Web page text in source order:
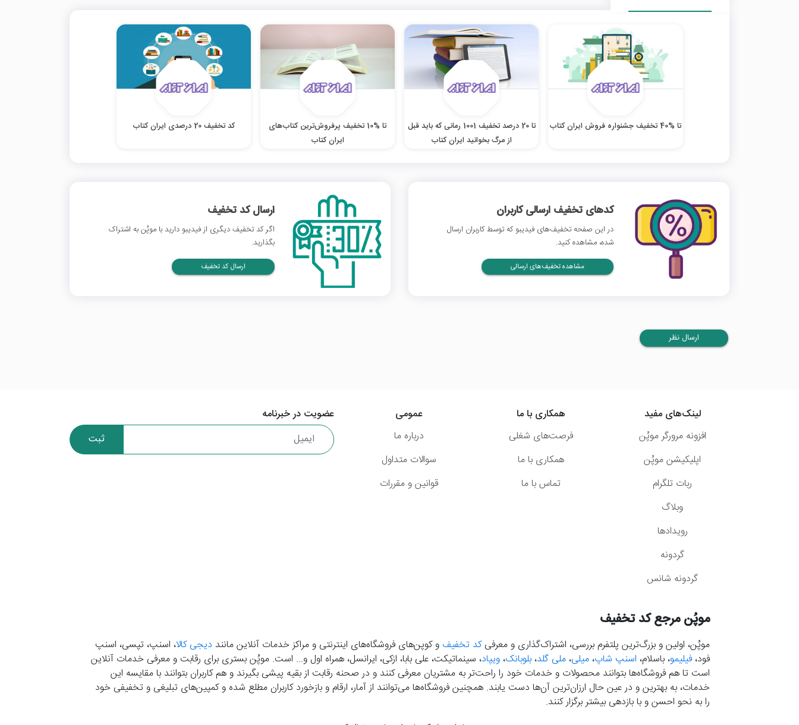
تا %40 تخفیف جشنواره فروش ایران کتاب
تا 20 درصد تخفیف 1001 رمانی که باید قبل
از مرگ بخوانید ایران کتاب
تا %10 تخفیف پرفروش‌ترین کتاب‌های
ایران کتاب
کد تخفیف 20 درصدی ایران کتاب
کدهای تخفیف ارسالی کاربران
در این صفحه تخفیف‌های فیدیبو که توسط کاربران ارسال
شده، مشاهده کنید.
مشاهده تخفیف‌های ارسالی
ارسال کد تخفیف
اگر کد تخفیف دیگری از فیدیبو دارید با موپُن به اشتراک
بگذارید.
ارسال کد تخفیف
ارسال نظر
عضویت در خبرنامه
ثبت
لینک‌های مفید
افزونه مرورگر موپُن
اپلیکیشن موپُن
ربات تلگرام
وبلاگ
رویدادها
گردونه
گردونه شانس
همکاری با ما
فرصت‌های شغلی
همکاری با ما
تماس با ما
عمومی
درباره ما
سوالات متداول
قوانین و مقررات
موپُن مرجع کد تخفیف
موپُن، اولین و بزرگ‌ترین پلتفرم بررسی، اشتراک‌گذاری و معرفیکد تخفیفو کوپن‌های فروشگاه‌های اینترنتی و مراکز خدمات آنلاین مانند دیجی کالا، اسنپ، تپسی، اسنپ
فود، فیلیمو، باسلام، اسنپ شاپ، میلی، ملی گلد، بلوبانک، ویپاد، سینماتیکت، علی بابا، ازکی، ایرانسل، همراه اول و... است. موپُن بستری برای رقابت و معرفی خدمات آنلاین
است تا هم فروشگاه‌ها بتوانند محصولات و خدمات خود را راحت‌تر به مشتریان معرفی کنند و در صحنه رقابت از بقیه پیشی بگیرند و هم کاربران بتوانند با مقایسه این
خدمات، به بهترین و در عین حال ارزان‌ترین آن‌ها دست‌ یابند. همچنین فروشگاه‌ها می‌توانند از آمار، ارقام و بازخورد کاربران مطلع شده و کمپین‌های تبلیغی و تخفیفی خود
را به نحو احسن و با بازدهی بیشتر برگزار کنند.